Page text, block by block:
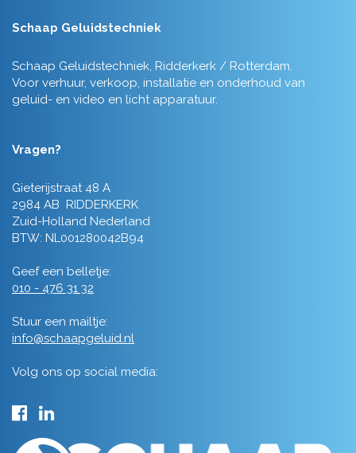
Schaap Geluidstechniek
Schaap Geluidstechniek, Ridderkerk / Rotterdam.
Voor verhuur, verkoop, installatie en onderhoud van
geluid- en video en licht apparatuur.
Vragen?
Gieterijstraat 48 A
2984 AB RIDDERKERK
Zuid-Holland Nederland
BTW: NL001280042B94
Geef een belletje:
010 - 476 31 32
Stuur een mailtje:
info@schaapgeluid.nl
Volg ons op social media: